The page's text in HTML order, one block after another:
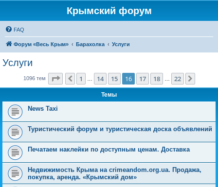
Крымский форум
FAQ
Форум «Весь Крым» Барахолка Услуги
Услуги
1096 тем Страница 16из 22
Пред.
1 14 15 16 17 18 22
Темы
News Taxi
Туристический форум и туристическая доска объявлений
Печатаем наклейки по доступным ценам. Доставка
Недвижимость Крыма на crimeandom.org.ua. Продажа,
покупка, аренда. «Крымский дом»